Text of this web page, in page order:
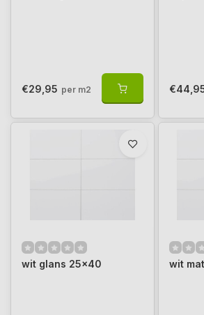
€29,95 per m2
wit glans 25x40 wit